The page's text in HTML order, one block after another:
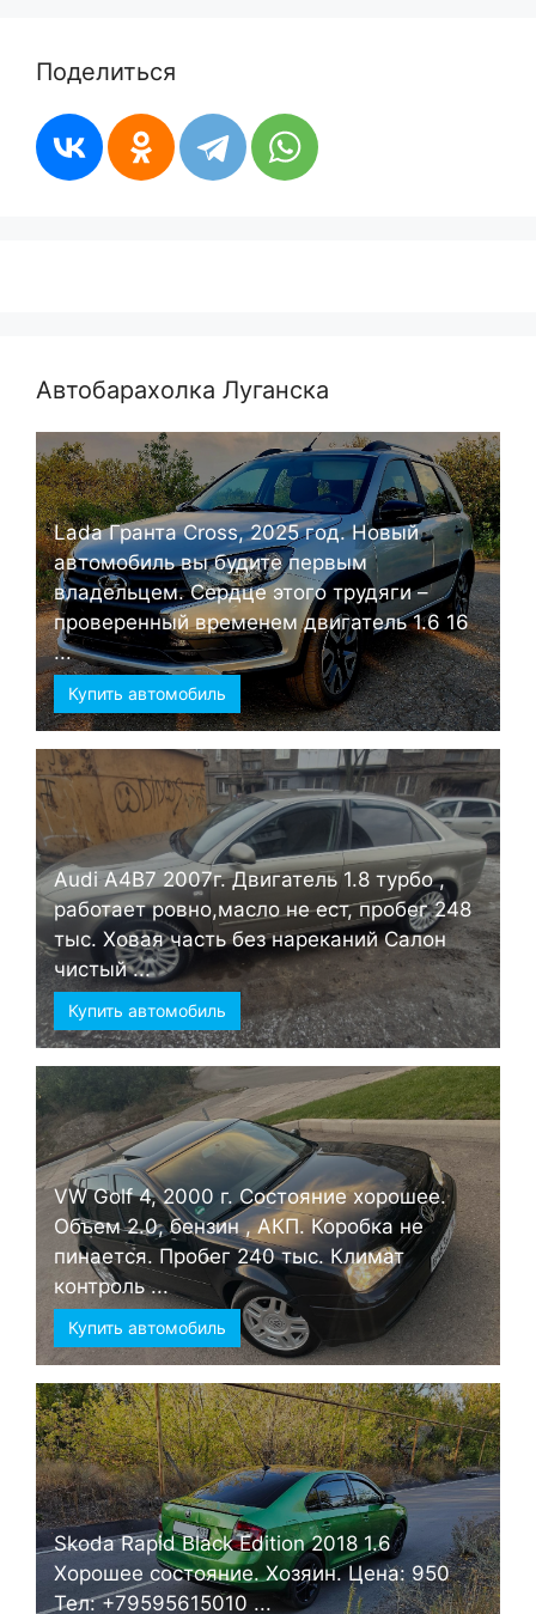
Поделиться
Автобарахолка Луганска
Lada Гранта Cross, 2025 год. Новый
автомобиль вы будите первым
владельцем. Сердце этого трудяги –
проверенный временем двигатель 1.6 16
...
Купить автомобиль
Audi А4B7 2007г. Двигатель 1.8 турбо ,
работает ровно,масло не ест, пробег 248
тыс. Ховая часть без нареканий Салон
чистый ...
Купить автомобиль
VW Golf 4, 2000 г. Состояние хорошее.
Объем 2.0, бензин , АКП. Коробка не
пинается. Пробег 240 тыс. Климат
контроль ...
Купить автомобиль
Skoda Rapid Black Edition 2018 1.6
Хорошее состояние. Хозяин. Цена: 950
Тел: +79595615010 ...